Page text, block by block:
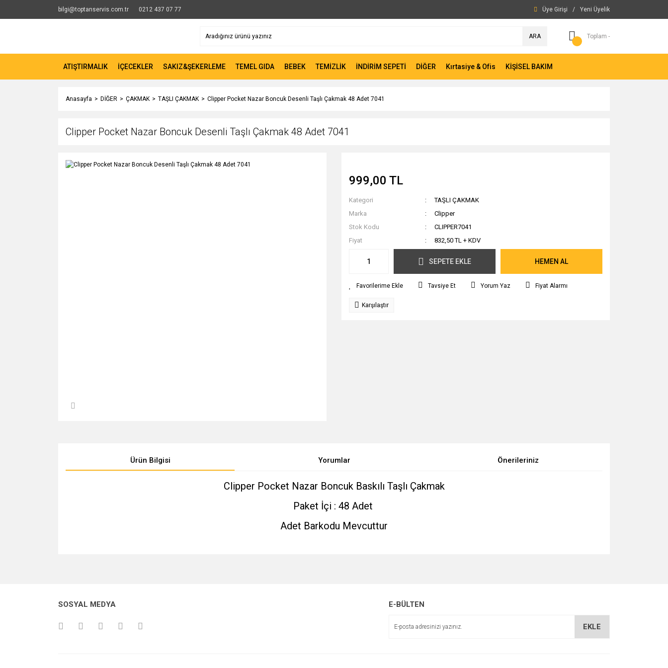
bilgi@toptanservis.com.tr 0212 437 07 77 Üye Girişi / Yeni Üyelik
ARA Toplam -
ATIŞTIRMALIK İÇECEKLER SAKIZ&ŞEKERLEME TEMEL GIDA BEBEK TEMİZLİK İNDİRİM SEPETİ DİĞER Kırtasiye & Ofis KİŞİSEL BAKIM
Anasayfa DİĞER ÇAKMAK TAŞLI ÇAKMAK Clipper Pocket Nazar Boncuk Desenli Taşlı Çakmak 48 Adet 7041
Clipper Pocket Nazar Boncuk Desenli Taşlı Çakmak 48 Adet 7041
999,00 TL
Kategori
TAŞLI ÇAKMAK
Marka
Clipper
Stok Kodu
CLIPPER7041
Fiyat
832,50 TL + KDV
SEPETE EKLE HEMEN AL
Tavsiye Et Yorum Yaz Fiyat Alarmı
Karşılaştır
Ürün Bilgisi Yorumlar Önerileriniz
Clipper Pocket Nazar Boncuk Baskılı Taşlı Çakmak
Paket İçi : 48 Adet
Adet Barkodu Mevcuttur
Ürün açıklamasında eksik bilgiler bulunuyor.
SOSYAL MEDYA E-BÜLTEN
EKLE